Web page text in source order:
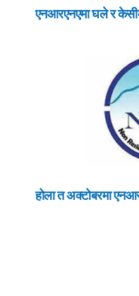
एनआरएनएमा घले र
होला त अक्टोबरमा